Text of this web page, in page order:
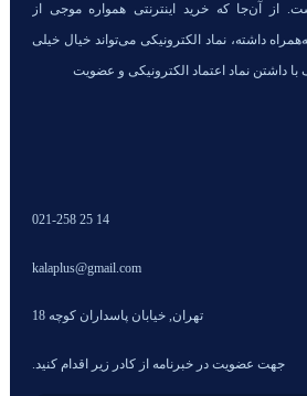
از آن‌جا که خرید اینترنتی همواره موجی از
داشته، نماد الکترونیکی می‌تواند خیال خیلی
با داشتن نماد اعتماد الکترونیکی و عضویت
14 25 021-258
kalaplus@gmail.com
تهران, خیابان پاسداران کوچه 18
جهت عضویت در خبرنامه از کادر زیر اقدام کنید.